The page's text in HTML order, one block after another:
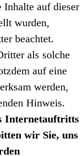
Inhalte auf dieser
wurden,
beachtet.
als solche
auf eine
werden,
Hinweis.
Internetauftritts
wir Sie, uns